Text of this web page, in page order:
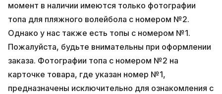
момент в наличии имеются только фотографии
топа для пляжного волейбола с номером №2.
Однако у нас также есть топы с номером №1.
Пожалуйста, будьте внимательны при оформлении
заказа. Фотографии топа с номером №2 на
карточке товара, где указан номер №1,
предназначены исключительно для ознакомления с